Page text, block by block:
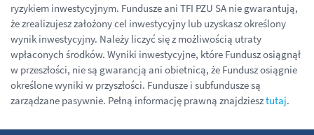
ryzykiem inwestycyjnym. Fundusze ani TFI PZU SA nie gwarantują,
że zrealizujesz założony cel inwestycyjny lub uzyskasz określony
wynik inwestycyjny. Należy liczyć się z możliwością utraty
wpłaconych środków. Wyniki inwestycyjne, które Fundusz osiągnął
w przeszłości, nie są gwarancją ani obietnicą, że Fundusz osiągnie
określone wyniki w przyszłości. Fundusze i subfundusze są
zarządzane pasywnie. Pełną informację prawną znajdziesztutaj.